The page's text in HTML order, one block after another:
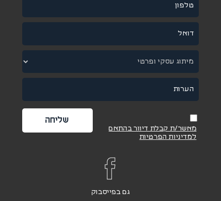
מאשר/ת קבלת דיוור בהתאם
למדיניות הפרטיות
גם בפייסבוק